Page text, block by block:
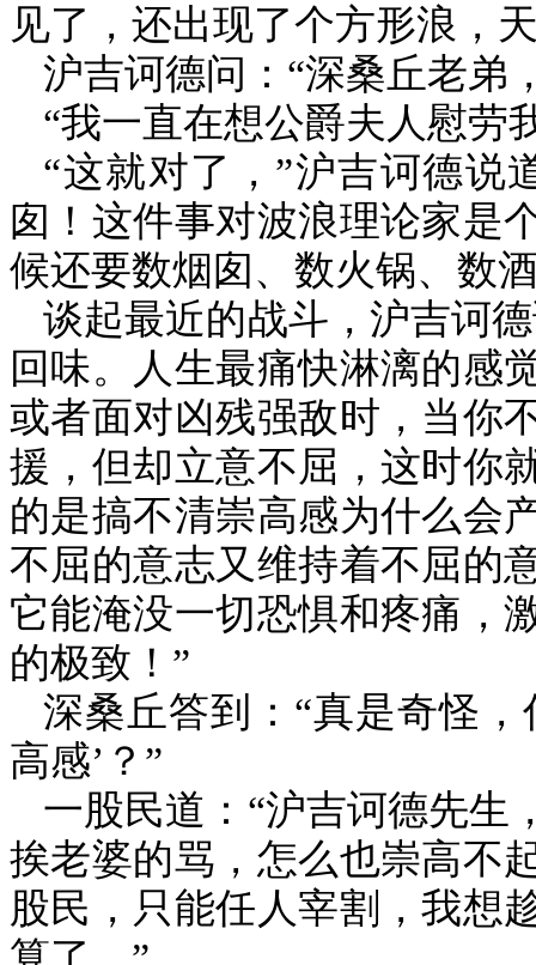
见了，还出现了个方形浪，
沪吉诃德问：“深桑丘老弟
“我一直在想公爵夫人慰劳
“这就对了，”沪吉诃德说
囱！这件事对波浪理论家是
候还要数烟囱、数火锅、数
谈起最近的战斗， 沪吉诃
回味。人生最痛快淋漓的感
或者面对凶残强敌时，当你
援，但却立意不屈，这时你
的是搞不清崇高感为什么会
不屈的意志又维持着不屈的
它能淹没一切恐惧和疼痛，
的极致！”
深桑丘答到：“真是奇怪
高感’？”
一股民道：“沪吉诃德先生
挨老婆的骂，怎么也崇高不
股民，只能任人宰割，我想